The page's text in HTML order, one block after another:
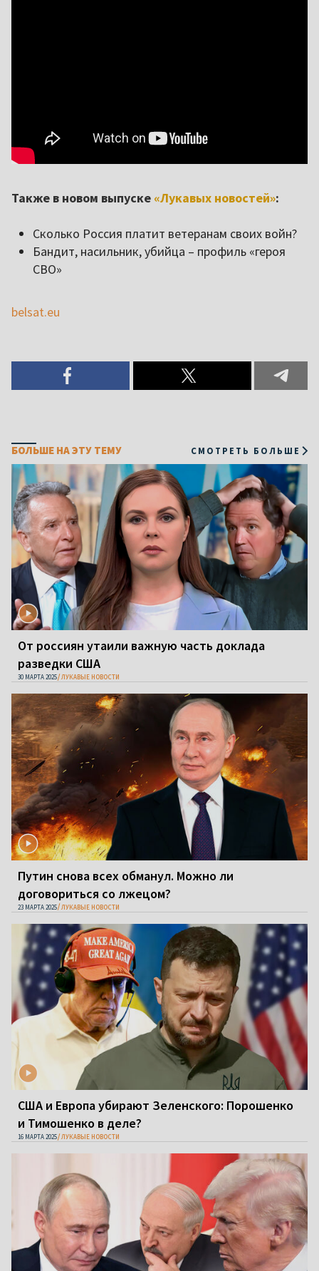
Также в новом выпуске «Лукавых новостей»:
Сколько Россия платит ветеранам своих войн?
Бандит, насильник, убийца – профиль «героя
СВО»
belsat.eu
БОЛЬШЕ НА ЭТУ ТЕМУ СМОТРЕТЬ БОЛЬШЕ
От россиян утаили важную часть доклада
разведки США
30 МАРТА 2025 ЛУКАВЫЕ НОВОСТИ
Путин снова всех обманул. Можно ли
договориться со лжецом?
23 МАРТА 2025 ЛУКАВЫЕ НОВОСТИ
США и Европа убирают Зеленского: Порошенко
и Тимошенко в деле?
16 МАРТА 2025 ЛУКАВЫЕ НОВОСТИ